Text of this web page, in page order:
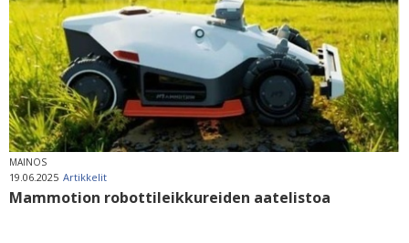
MAINOS
19.06.2025 Artikkelit
Mammotion robottileikkureiden aatelistoa